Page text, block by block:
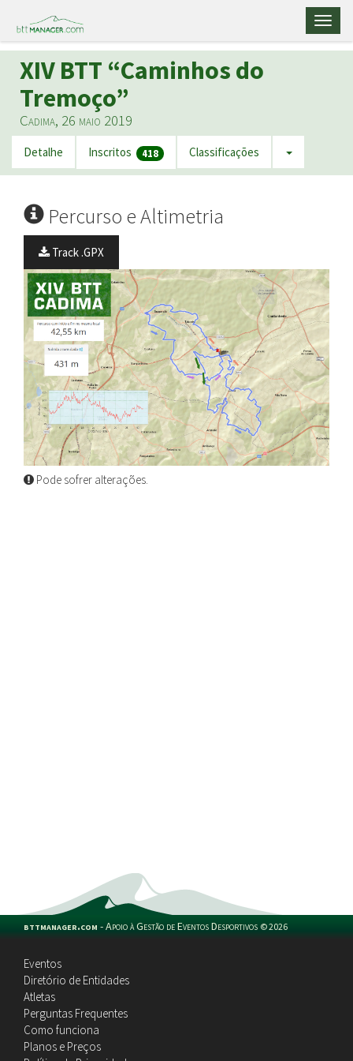
XIV BTT “Caminhos do
Tremoço”
Cadima, 26 maio 2019
Detalhe Inscritos 418 Classificações
Percurso e Altimetria
Track .GPX
Pode sofrer alterações.
bttmanager.com -Apoio à Gestão de Eventos Desportivos ©2026
Eventos
Diretório de Entidades
Atletas
Perguntas Frequentes
Como funciona
Planos e Preços